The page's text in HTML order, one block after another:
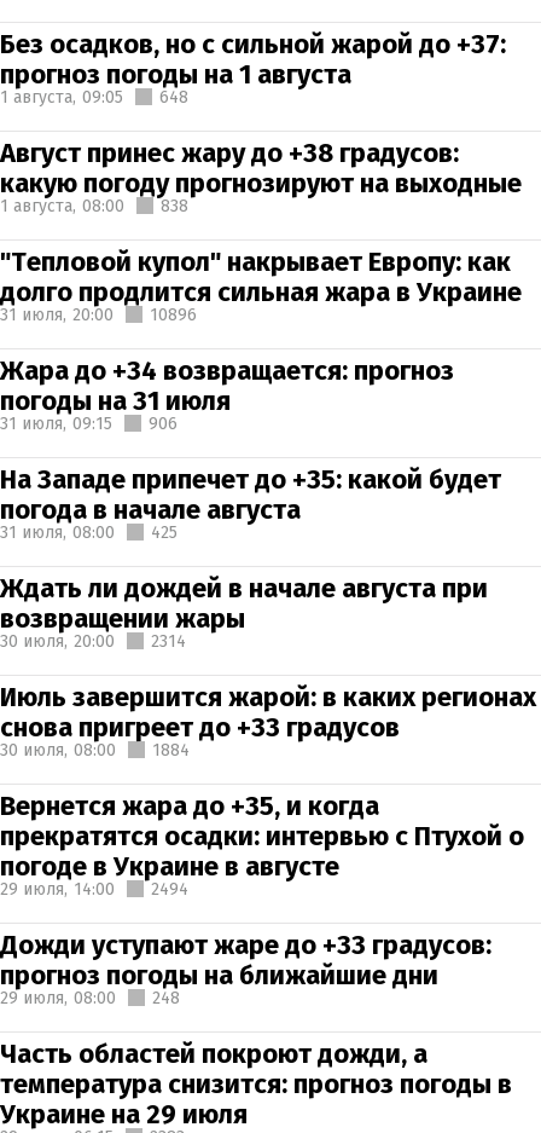
Без осадков, но с сильной жарой до +37:
прогноз погоды на 1 августа
1 августа, 09:05 648
Август принес жару до +38 градусов:
какую погоду прогнозируют на выходные
1 августа, 08:00 838
"Тепловой купол" накрывает Европу: как
долго продлится сильная жара в Украине
31 июля, 20:00 10896
Жара до +34 возвращается: прогноз
погоды на 31 июля
31 июля, 09:15 906
На Западе припечет до +35: какой будет
погода в начале августа
31 июля, 08:00 425
Ждать ли дождей в начале августа при
возвращении жары
30 июля, 20:00 2314
Июль завершится жарой: в каких регионах
снова пригреет до +33 градусов
30 июля, 08:00 1884
Вернется жара до +35, и когда
прекратятся осадки: интервью с Птухой о
погоде в Украине в августе
29 июля, 14:00 2494
Дожди уступают жаре до +33 градусов:
прогноз погоды на ближайшие дни
29 июля, 08:00 248
Часть областей покроют дожди, а
температура снизится: прогноз погоды в
Украине на 29 июля